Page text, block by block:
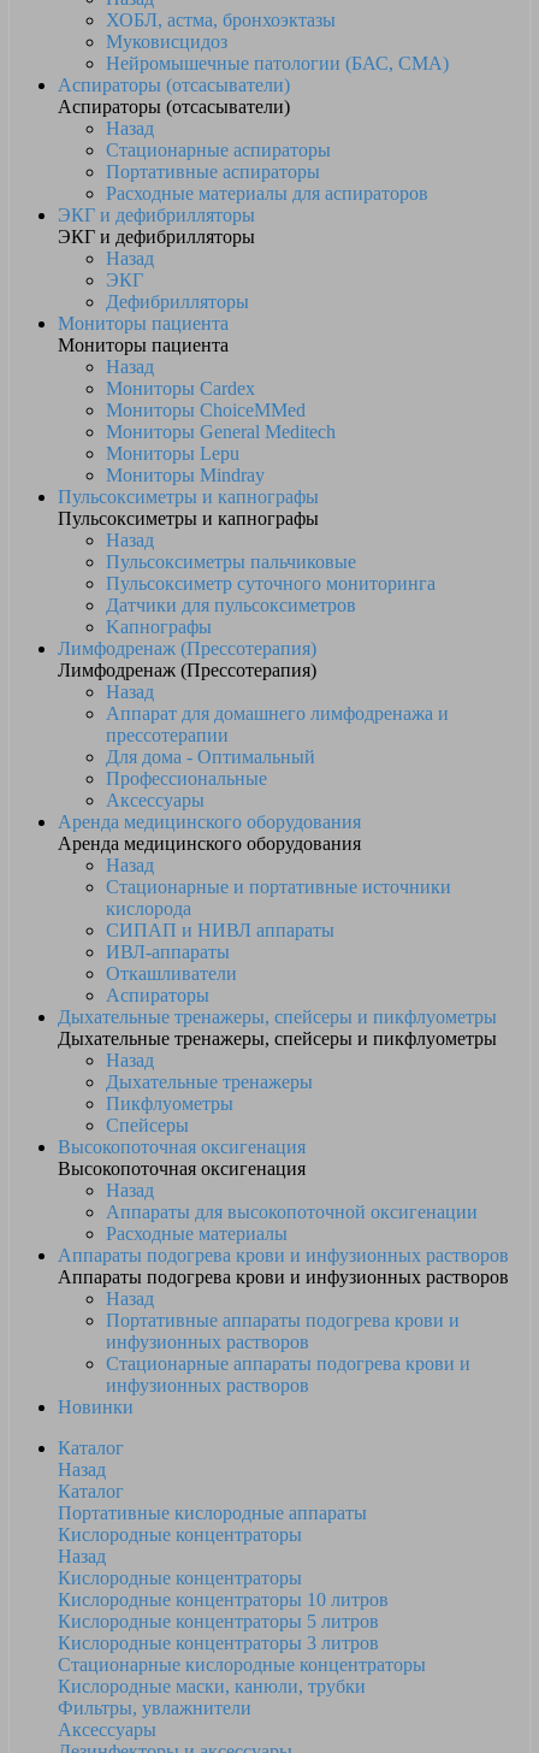
ХОБЛ, астма, бронхоэктазы
Муковисцидоз
Нейромышечные патологии (БАС, СМА)
Аспираторы (отсасыватели)
Аспираторы (отсасыватели)
Назад
Стационарные аспираторы
Портативные аспираторы
Расходные материалы для аспираторов
ЭКГ и дефибрилляторы
ЭКГ и дефибрилляторы
Назад
ЭКГ
Дефибрилляторы
Мониторы пациента
Мониторы пациента
Назад
Мониторы Cardex
Мониторы ChoiceMMed
Мониторы General Meditech
Мониторы Lepu
Мониторы Mindray
Пульсоксиметры и капнографы
Пульсоксиметры и капнографы
Назад
Пульсоксиметры пальчиковые
Пульсоксиметр суточного мониторинга
Датчики для пульсоксиметров
Kапнографы
Лимфодренаж (Прессотерапия)
Лимфодренаж (Прессотерапия)
Назад
Аппарат для домашнего лимфодренажа и
прессотерапии
Для дома - Оптимальный
Профессиональные
Аксессуары
Аренда медицинского оборудования
Аренда медицинского оборудования
Назад
Стационарные и портативные источники
кислорода
СИПАП и НИВЛ аппараты
ИВЛ-аппараты
Откашливатели
Аспираторы
Дыхательные тренажеры, спейсеры и пикфлуометры
Дыхательные тренажеры, спейсеры и пикфлуометры
Назад
Дыхательные тренажеры
Пикфлуометры
Спейсеры
Высокопоточная оксигенация
Высокопоточная оксигенация
Назад
Аппараты для высокопоточной оксигенации
Расходные материалы
Аппараты подогрева крови и инфузионных растворов
Аппараты подогрева крови и инфузионных растворов
Назад
Портативные аппараты подогрева крови и
инфузионных растворов
Стационарные аппараты подогрева крови и
инфузионных растворов
Новинки
Каталог
Назад
Каталог
Портативные кислородные аппараты
Кислородные концентраторы
Назад
Кислородные концентраторы
Кислородные концентраторы 10 литров
Кислородные концентраторы 5 литров
Кислородные концентраторы 3 литров
Стационарные кислородные концентраторы
Кислородные маски, канюли, трубки
Фильтры, увлажнители
Аксессуары